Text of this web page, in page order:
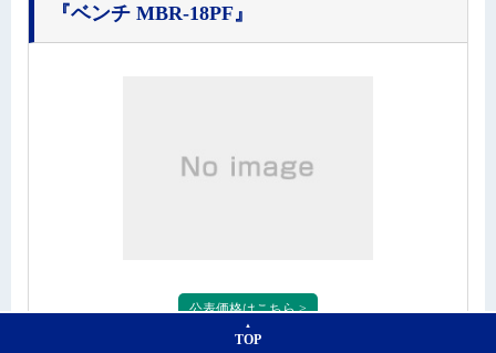
『ベンチ MBR-18PF』
公表価格はこちら >
TOP